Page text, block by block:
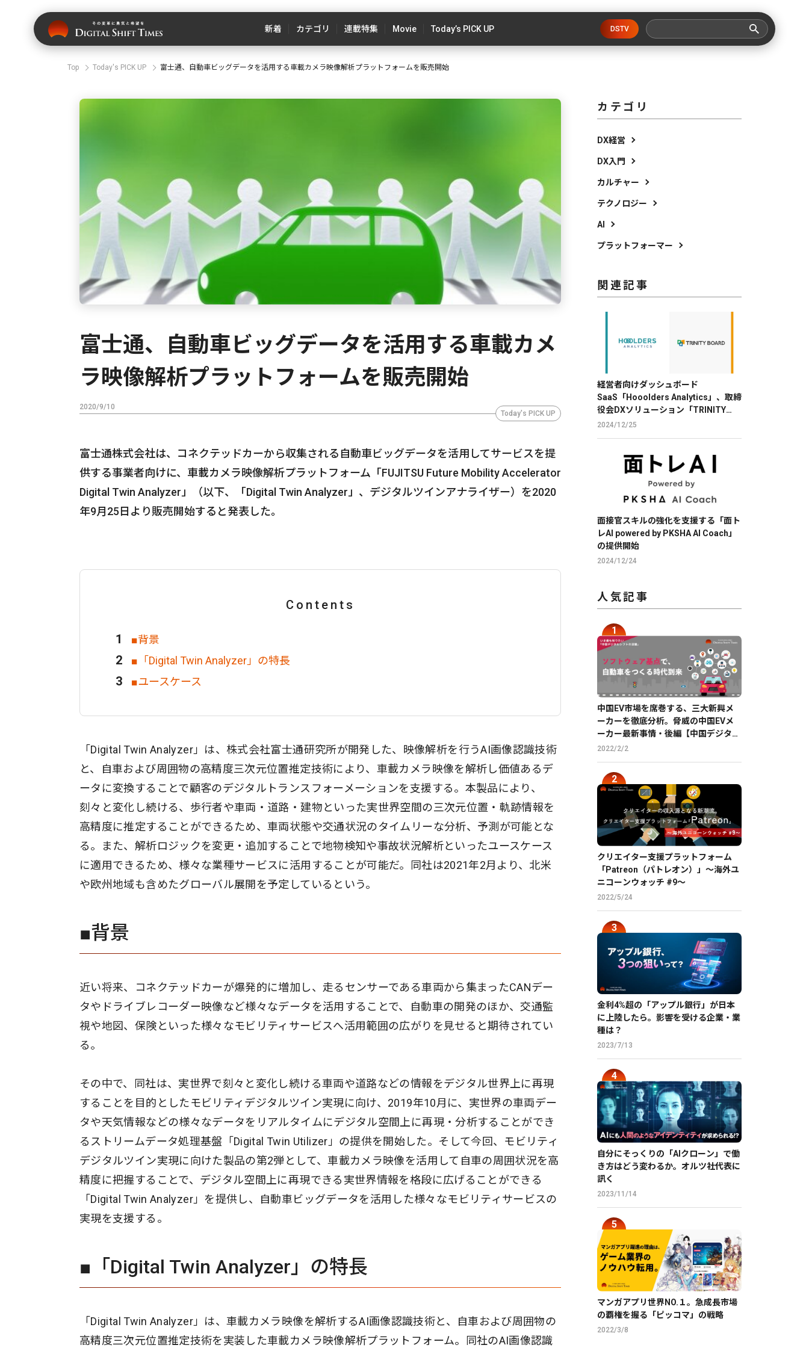
新着 カテゴリ 連載特集 Movie Today’s PICK UP DSTV
Top Today's PICK UP 富士通、自動車ビッグデータを活用する車載カメラ映像解析プラットフォームを販売開始
富士通、自動車ビッグデータを活用する車載カメ
ラ映像解析プラットフォームを販売開始
2020/9/10
Today's PICK UP
富士通株式会社は、コネクテッドカーから収集される自動車ビッグデータを活用してサービスを提
供する事業者向けに、車載カメラ映像解析プラットフォーム「FUJITSU Future Mobility Accelerator
Digital Twin Analyzer」（以下、「Digital Twin Analyzer」、デジタルツインアナライザー）を2020
年9月25日より販売開始すると発表した。
Contents
■背景
■「Digital Twin Analyzer」の特長
■ユースケース
「Digital Twin Analyzer」は、株式会社富士通研究所が開発した、映像解析を行うAI画像認識技術
と、自車および周囲物の高精度三次元位置推定技術により、車載カメラ映像を解析し価値あるデ
ータに変換することで顧客のデジタルトランスフォーメーションを支援する。本製品により、
刻々と変化し続ける、歩行者や車両・道路・建物といった実世界空間の三次元位置・軌跡情報を
高精度に推定することができるため、車両状態や交通状況のタイムリーな分析、予測が可能とな
る。また、解析ロジックを変更・追加することで地物検知や事故状況解析といったユースケース
に適用できるため、様々な業種サービスに活用することが可能だ。同社は2021年2月より、北米
や欧州地域も含めたグローバル展開を予定しているという。
■背景
近い将来、コネクテッドカーが爆発的に増加し、走るセンサーである車両から集まったCANデー
タやドライブレコーダー映像など様々なデータを活用することで、自動車の開発のほか、交通監
視や地図、保険といった様々なモビリティサービスへ活用範囲の広がりを見せると期待されてい
る。
その中で、同社は、実世界で刻々と変化し続ける車両や道路などの情報をデジタル世界上に再現
することを目的としたモビリティデジタルツイン実現に向け、2019年10月に、実世界の車両デー
タや天気情報などの様々なデータをリアルタイムにデジタル空間上に再現・分析することができ
るストリームデータ処理基盤「Digital Twin Utilizer」の提供を開始した。そして今回、モビリティ
デジタルツイン実現に向けた製品の第2弾として、車載カメラ映像を活用して自車の周囲状況を高
精度に把握することで、デジタル空間上に再現できる実世界情報を格段に広げることができる
「Digital Twin Analyzer」を提供し、自動車ビッグデータを活用した様々なモビリティサービスの
実現を支援する。
■「Digital Twin Analyzer」の特長
「Digital Twin Analyzer」は、車載カメラ映像を解析するAI画像認識技術と、自車および周囲物の
高精度三次元位置推定技術を実装した車載カメラ映像解析プラットフォーム。同社のAI画像認識
カテゴリ
DX経営
DX入門
カルチャー
テクノロジー
AI
プラットフォーマー
関連記事
経営者向けダッシュボード
SaaS「Hooolders Analytics」、取締
役会DXソリューション「TRINITY
BOARD」に株価分析機能を提供
2024/12/25
面接官スキルの強化を支援する「面ト
レAI powered by PKSHA AI Coach」
の提供開始
2024/12/24
人気記事
中国EV市場を席巻する、三大新興メ
ーカーを徹底分析。脅威の中国EVメ
ーカー最新事情・後編【中国デジタル
企業最前線】
2022/2/2
クリエイター支援プラットフォーム
「Patreon（パトレオン）」〜海外ユ
ニコーンウォッチ #9〜
2022/5/24
金利4%超の「アップル銀行」が日本
に上陸したら。影響を受ける企業・業
種は？
2023/7/13
自分にそっくりの「AIクローン」で働
き方はどう変わるか。オルツ社代表に
訊く
2023/11/14
マンガアプリ世界NO.１。急成長市場
の覇権を握る「ピッコマ」の戦略
2022/3/8